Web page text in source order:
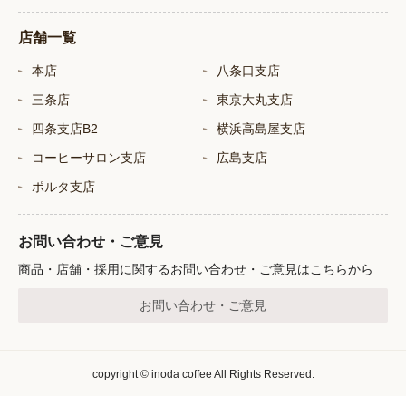
店舗一覧
本店
三条店
四条支店B2
コーヒーサロン支店
ポルタ支店
八条口支店
東京大丸支店
横浜高島屋支店
広島支店
お問い合わせ・ご意見
商品・店舗・採用に関するお問い合わせ・ご意見はこちらから
お問い合わせ・ご意見
copyright © inoda coffee All Rights Reserved.